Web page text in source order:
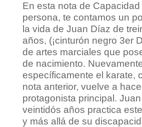
En esta nota de
persona, te contamos un
la vida de Juan Díaz de
años, (¡cinturón negro 3er
de artes marciales que
de nacimiento.
específicamente el karate,
nota anterior, vuelve a
protagonista principal.
veintidós años practica
y más allá de su